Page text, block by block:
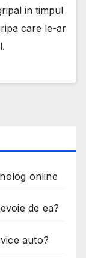
in timpul
care le-ar
online
de ea?
auto?